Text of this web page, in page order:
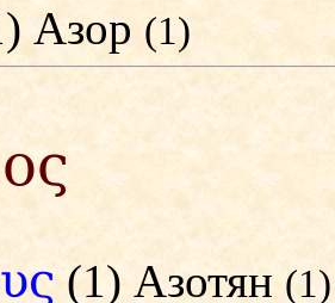
Азор (1)
(1) Азотян (1)